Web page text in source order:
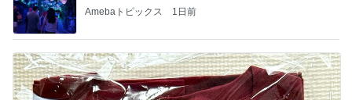
Amebaトピックス 1日前